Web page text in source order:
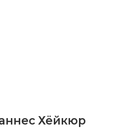
Хёйкюр